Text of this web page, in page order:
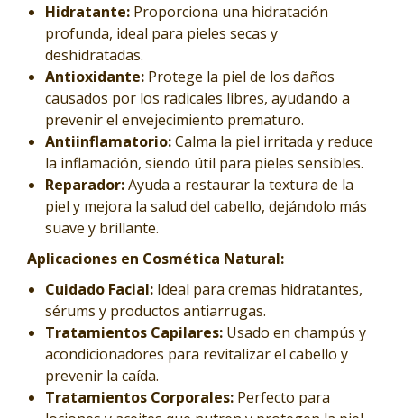
Hidratante: Proporciona una hidratación
profunda, ideal para pieles secas y
deshidratadas.
Antioxidante: Protege la piel de los daños
causados por los radicales libres, ayudando a
prevenir el envejecimiento prematuro.
Antiinflamatorio:Calma la piel irritada y reduce
la inflamación, siendo útil para pieles sensibles.
Reparador:Ayuda a restaurar la textura de la
piel y mejora la salud del cabello, dejándolo más
suave y brillante.
Aplicaciones en Cosmética Natural:
Cuidado Facial: Ideal para cremas hidratantes,
sérums y productos antiarrugas.
Tratamientos Capilares: Usado en champús y
acondicionadores para revitalizar el cabello y
prevenir la caída.
Tratamientos Corporales: Perfecto para